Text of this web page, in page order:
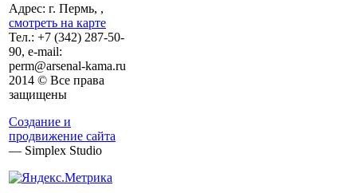
Адрес: г. Пермь, ,
смотреть на карте
Тел.: +7 (342) 287-50-
90, e-mail:
perm@arsenal-kama.ru
2014 © Все права
защищены
Создание и
продвижение сайта
— Simplex Studio